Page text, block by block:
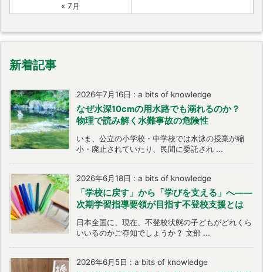
« 7月
新着記事
2026年7月16日 : a bits of knowledge
なぜ水深10cmの用水路でも溺れるのか？
物理で読み解く水難事故の危険性
いま、公立の小学校・中学校では水泳の授業が縮
小・廃止されていたり、民間に委託され ...
2026年6月18日 : a bits of knowledge
「学校に戻す」から「学びを支える」へ――
次期学習指導要領が目指す不登校支援とは
日本全国に、現在、不登校状態の子どもがどれくら
いいるのかご存知でしょうか？ 文部 ...
2026年6月5日 : a bits of knowledge